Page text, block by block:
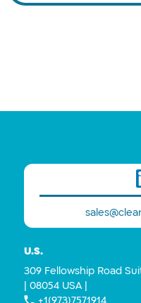
U.S.
309 Fellowship Road
| 08054 USA |